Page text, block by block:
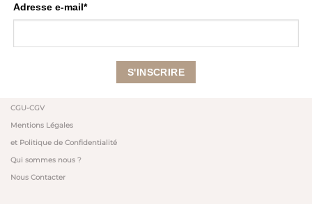
Adresse e-mail*
CGU-CGV
Mentions Légales
et Politique de Confidentialité
Qui sommes nous ?
Nous Contacter